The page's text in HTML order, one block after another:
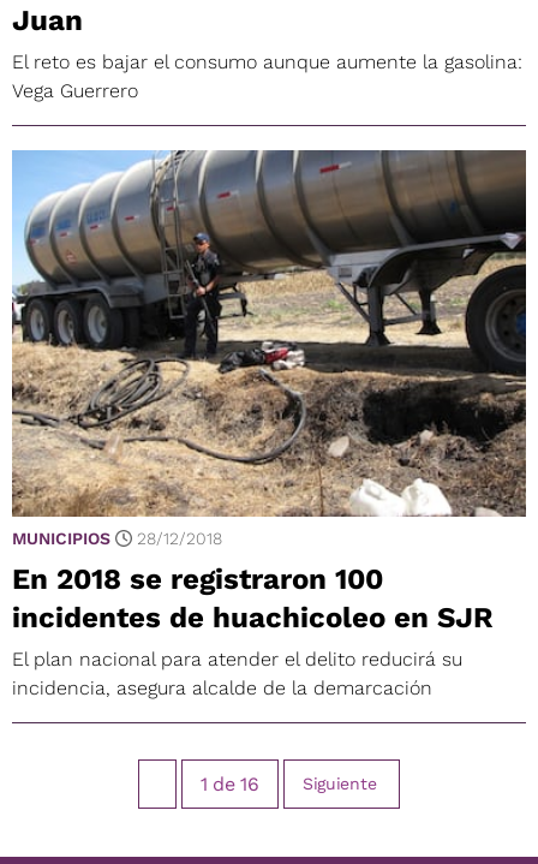
Juan
El reto es bajar el consumo aunque aumente la gasolina:
Vega Guerrero
MUNICIPIOS 28/12/2018
En 2018 se registraron 100
incidentes de huachicoleo en SJR
El plan nacional para atender el delito reducirá su
incidencia, asegura alcalde de la demarcación
1 de16 Siguiente